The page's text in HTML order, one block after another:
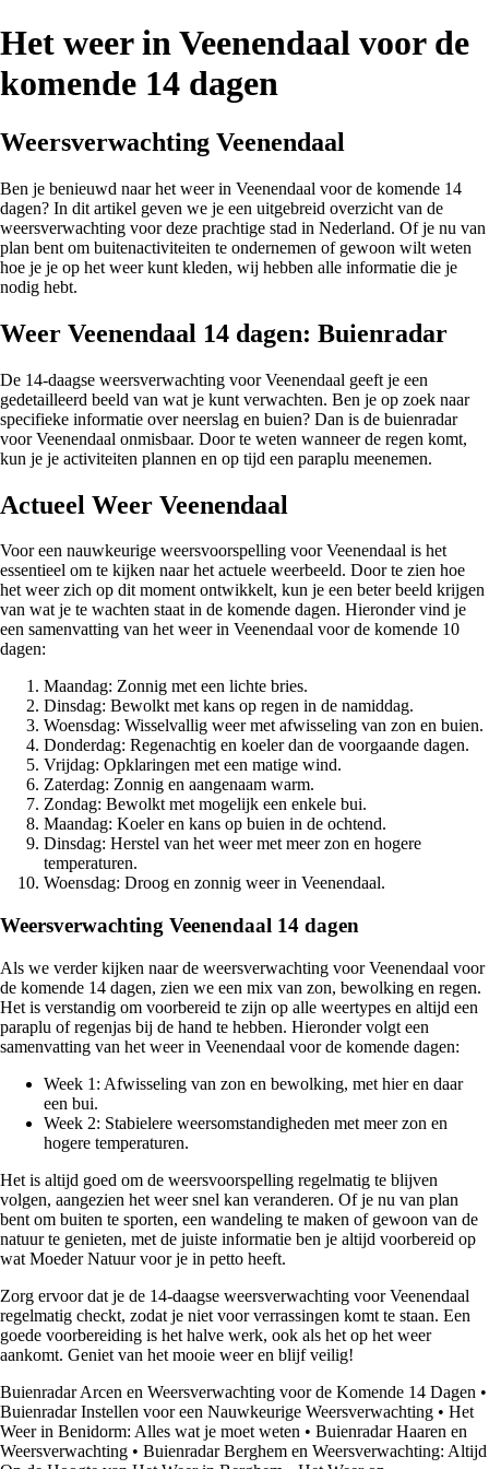
Het weer in Veenendaal voor de
komende 14 dagen
Weersverwachting Veenendaal
Ben je benieuwd naar het weer in Veenendaal voor de komende 14
dagen? In dit artikel geven we je een uitgebreid overzicht van de
weersverwachting voor deze prachtige stad in Nederland. Of je nu van
plan bent om buitenactiviteiten te ondernemen of gewoon wilt weten
hoe je je op het weer kunt kleden, wij hebben alle informatie die je
nodig hebt.
Weer Veenendaal 14 dagen: Buienradar
De 14-daagse weersverwachting voor Veenendaal geeft je een
gedetailleerd beeld van wat je kunt verwachten. Ben je op zoek naar
specifieke informatie over neerslag en buien? Dan is de buienradar
voor Veenendaal onmisbaar. Door te weten wanneer de regen komt,
kun je je activiteiten plannen en op tijd een paraplu meenemen.
Actueel Weer Veenendaal
Voor een nauwkeurige weersvoorspelling voor Veenendaal is het
essentieel om te kijken naar het actuele weerbeeld. Door te zien hoe
het weer zich op dit moment ontwikkelt, kun je een beter beeld krijgen
van wat je te wachten staat in de komende dagen. Hieronder vind je
een samenvatting van het weer in Veenendaal voor de komende 10
dagen:
Maandag: Zonnig met een lichte bries.
Dinsdag: Bewolkt met kans op regen in de namiddag.
Woensdag: Wisselvallig weer met afwisseling van zon en buien.
Donderdag: Regenachtig en koeler dan de voorgaande dagen.
Vrijdag: Opklaringen met een matige wind.
Zaterdag: Zonnig en aangenaam warm.
Zondag: Bewolkt met mogelijk een enkele bui.
Maandag: Koeler en kans op buien in de ochtend.
Dinsdag: Herstel van het weer met meer zon en hogere
temperaturen.
Woensdag: Droog en zonnig weer in Veenendaal.
Weersverwachting Veenendaal 14 dagen
Als we verder kijken naar de weersverwachting voor Veenendaal voor
de komende 14 dagen, zien we een mix van zon, bewolking en regen.
Het is verstandig om voorbereid te zijn op alle weertypes en altijd een
paraplu of regenjas bij de hand te hebben. Hieronder volgt een
samenvatting van het weer in Veenendaal voor de komende dagen:
Week 1: Afwisseling van zon en bewolking, met hier en daar
een bui.
Week 2: Stabielere weersomstandigheden met meer zon en
hogere temperaturen.
Het is altijd goed om de weersvoorspelling regelmatig te blijven
volgen, aangezien het weer snel kan veranderen. Of je nu van plan
bent om buiten te sporten, een wandeling te maken of gewoon van de
natuur te genieten, met de juiste informatie ben je altijd voorbereid op
wat Moeder Natuur voor je in petto heeft.
Zorg ervoor dat je de 14-daagse weersverwachting voor Veenendaal
regelmatig checkt, zodat je niet voor verrassingen komt te staan. Een
goede voorbereiding is het halve werk, ook als het op het weer
aankomt. Geniet van het mooie weer en blijf veilig!
Buienradar Arcen en Weersverwachting voor de Komende 14 Dagen •
Buienradar Instellen voor een Nauwkeurige Weersverwachting • Het
Weer in Benidorm: Alles wat je moet weten • Buienradar Haaren en
Weersverwachting • Buienradar Berghem en Weersverwachting: Altijd